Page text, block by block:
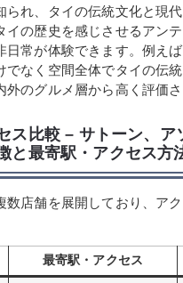
れ、タイの伝統文化と現
イの歴史を感じさせるアン
常が体験できます。例え
でなく空間全体でタイの伝
のグルメ層から高く評価さ
ス比較 – サトーン、
と最寄駅・アクセス方
店舗を展開しており、ア
最寄駅・アクセス